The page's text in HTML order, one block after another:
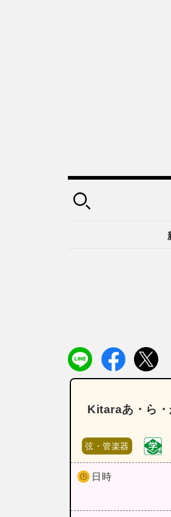
Kitaraあ・ら
弦・管楽器
日時